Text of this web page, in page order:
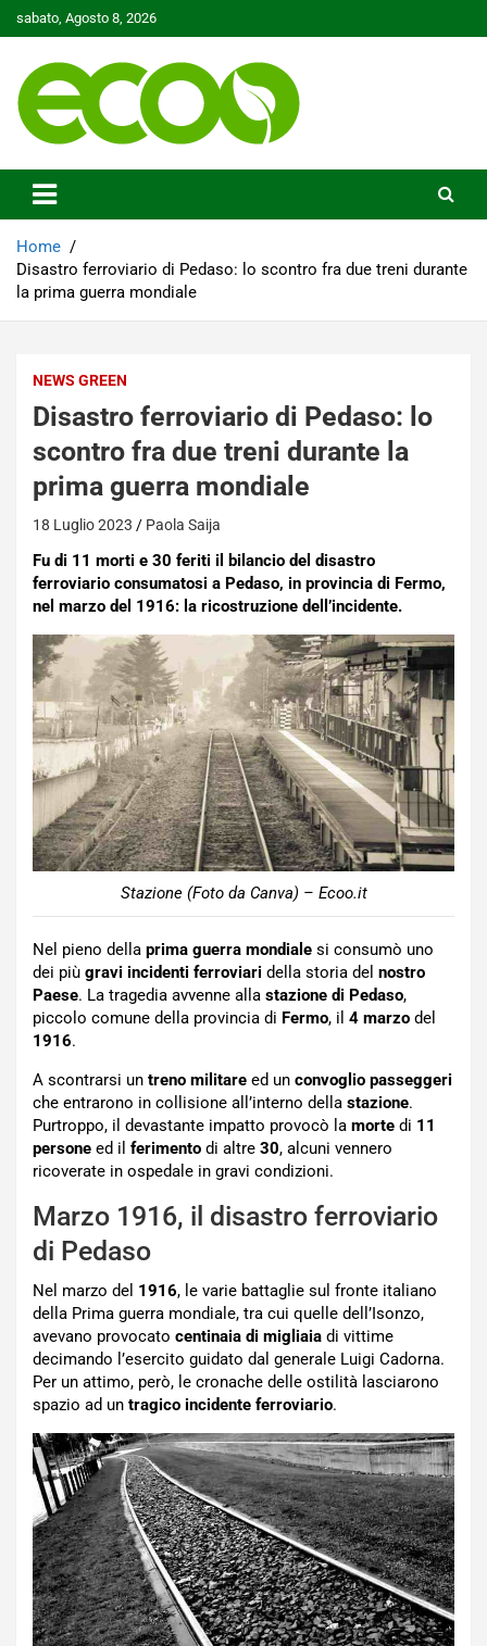
to
sabato, Agosto 8, 2026
Ecoo.it
Home
Disastro ferroviario di Pedaso: lo scontro fra due treni durante
la prima guerra mondiale
NEWS GREEN
Disastro ferroviario di Pedaso: lo
scontro fra due treni durante la
prima guerra mondiale
18 Luglio 2023 Paola Saija
Fu di 11 morti e 30 feriti il bilancio del disastro
ferroviario consumatosi a Pedaso, in provincia di Fermo,
nel marzo del 1916: la ricostruzione dell’incidente.
Stazione (Foto da Canva) – Ecoo.it
Nel pieno della prima guerra mondiale si consumò uno
dei più gravi incidenti ferroviari della storia del nostro
Paese. La tragedia avvenne alla stazione di Pedaso,
piccolo comune della provincia di Fermo, il 4 marzo del
1916.
A scontrarsi un treno militare ed un convoglio passeggeri
che entrarono in collisione all’interno della stazione.
Purtroppo, il devastante impatto provocò la morte di 11
persone ed il ferimento di altre 30, alcuni vennero
ricoverate in ospedale in gravi condizioni.
Marzo 1916, il disastro ferroviario
di Pedaso
Nel marzo del 1916, le varie battaglie sul fronte italiano
della Prima guerra mondiale, tra cui quelle dell’Isonzo,
avevano provocato centinaia di migliaia di vittime
decimando l’esercito guidato dal generale Luigi Cadorna.
Per un attimo, però, le cronache delle ostilità lasciarono
spazio ad un tragico incidente ferroviario.